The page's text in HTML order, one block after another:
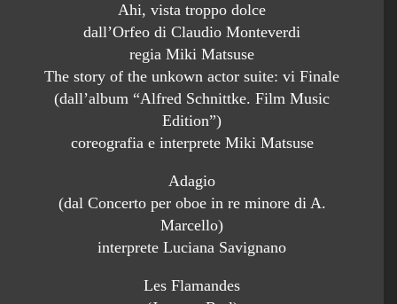
Ahi, vista troppo dolce
dall’Orfeo di Claudio Monteverdi
regia Miki Matsuse
The story of the unkown actor suite: vi Finale
(dall’album “Alfred Schnittke. Film Music
Edition”)
coreografia e interprete Miki Matsuse
Adagio
(dal Concerto per oboe in re minore di A.
Marcello)
interprete Luciana Savignano
Les Flamandes